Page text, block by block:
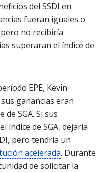
del SSDI en
fueran iguales o
pero no recibiría
superaran el índice de
EPE, Kevin
ganancias eran
SGA. Si sus
índice de SGA, dejaría
pero tendría un
acelerada. Durante
de solicitar la